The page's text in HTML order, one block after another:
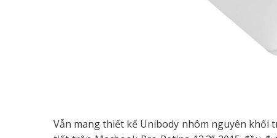
Vẫn mang thiết kế Unibody nhôm nguyên